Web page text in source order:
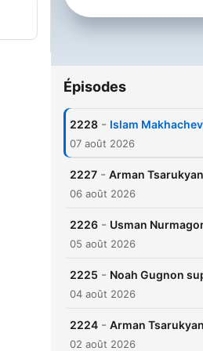
Épisodes
2228 - Islam
07 août 2026
2227 - Arman
06 août 2026
2226 - Usman
05 août 2026
2225 - Noah Gugnon
04 août 2026
2224 - Arman
02 août 2026